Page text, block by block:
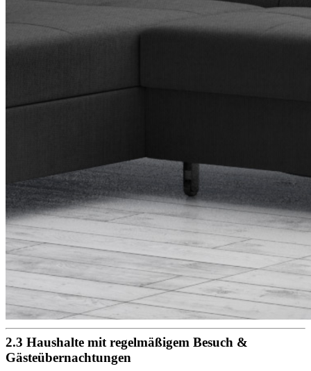
2.3 Haushalte mit regelmäßigem Besuch &
Gästeübernachtungen